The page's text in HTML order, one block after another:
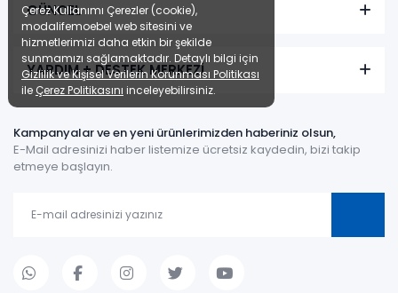
GÜNCEL
YARDIM + DESTEK MERKEZİ
Kampanyalar ve en yeni ürünlerimizden haberiniz olsun,
E-Mail adresinizi haber listemize ücretsiz kaydedin, bizi takip
etmeye başlayın.
Çerez Kullanımı Çerezler (cookie),
modalifemoebel web sitesini ve
hizmetlerimizi daha etkin bir şekilde
sunmamızı sağlamaktadır. Detaylı bilgi için
Gizlilik ve Kişisel Verilerin Korunması Politikası
ile Çerez Politikasını inceleyebilirsiniz.